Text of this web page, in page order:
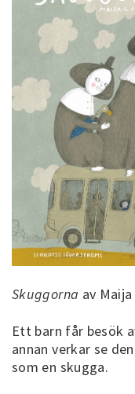
Skuggorna av
Ett barn får besök
annan verkar se
som en skugga.